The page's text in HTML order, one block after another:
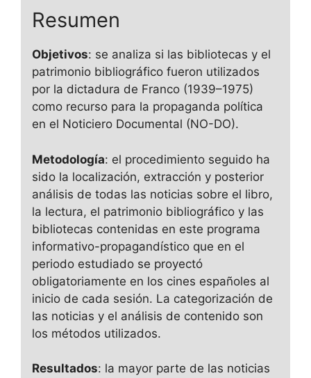
Resumen
Objetivos: se analiza si las bibliotecas y el
patrimonio bibliográfico fueron utilizados
por la dictadura de Franco (1939–1975)
como recurso para la propaganda política
en el Noticiero Documental (NO-DO).
Metodología: el procedimiento seguido ha
sido la localización, extracción y posterior
análisis de todas las noticias sobre el libro,
la lectura, el patrimonio bibliográfico y las
bibliotecas contenidas en este programa
informativo-propagandístico que en el
periodo estudiado se proyectó
obligatoriamente en los cines españoles al
inicio de cada sesión. La categorización de
las noticias y el análisis de contenido son
los métodos utilizados.
Resultados: la mayor parte de las noticias